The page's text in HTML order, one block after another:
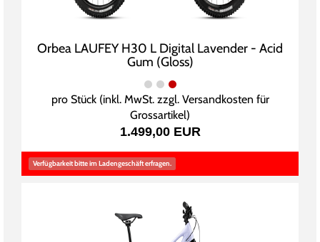
Orbea LAUFEY H30 L Digital Lavender - Acid
Gum (Gloss)
pro Stück (inkl. MwSt. zzgl. Versandkosten für
Grossartikel)
1.499,00 EUR
Verfügbarkeit bitte im Ladengeschäft erfragen.